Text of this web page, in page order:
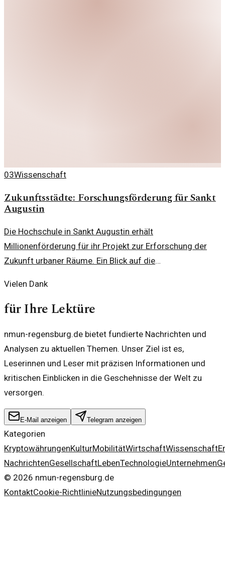
03Wissenschaft
Zukunftsstädte: Forschungsförderung für Sankt
Augustin
Die Hochschule in Sankt Augustin erhält
Millionenförderung für ihr Projekt zur Erforschung der
Zukunft urbaner Räume. Ein Blick auf die
Vielen Dank
für Ihre Lektüre
nmun-regensburg.de bietet fundierte Nachrichten und
Analysen zu aktuellen Themen. Unser Ziel ist es,
Leserinnen und Leser mit präzisen Informationen und
kritischen Einblicken in die Geschehnisse der Welt zu
versorgen.
E-Mail anzeigen Telegram anzeigen
Kategorien
KryptowährungenKulturMobilitätWirtschaftWissenschaft
NachrichtenGesellschaftLebenTechnologieUnternehmen
© 2026 nmun-regensburg.de
KontaktCookie-RichtlinieNutzungsbedingungen